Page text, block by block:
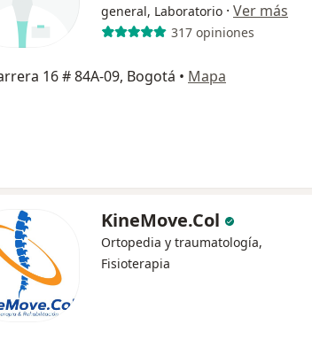
general, Laboratorio · Ver más
317 opiniones
16 # 84A-09, Bogotá • Mapa
KineMove.Col
Ortopedia y traumatología,
Fisioterapia